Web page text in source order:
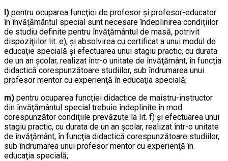
l) pentru ocuparea funcţiei de profesor şi profesor-educator
în învăţământul special sunt necesare îndeplinirea condiţiilor
de studiu definite pentru învăţământul de masă, potrivit
dispoziţiilor lit. e), şi absolvirea cu certificat a unui modul de
educaţie specială şi efectuarea unui stagiu practic, cu durata
de un an şcolar, realizat într-o unitate de învăţământ, în funcţia
didactică corespunzătoare studiilor, sub îndrumarea unui
profesor mentor cu experienţă în educaţia specială;
m) pentru ocuparea funcţiei didactice de maistru-instructor
din învăţământul special trebuie îndeplinite în mod
corespunzător condiţiile prevăzute la lit. f) şi efectuarea unui
stagiu practic, cu durata de un an şcolar, realizat într-o unitate
de învăţământ, în funcţia didactică corespunzătoare studiilor,
sub îndrumarea unui profesor mentor cu experienţă în
educaţia specială;